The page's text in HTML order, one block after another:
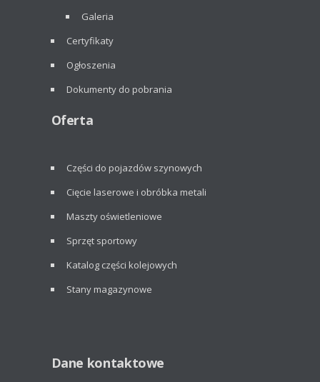
Galeria
Certyfikaty
Ogłoszenia
Dokumenty do pobrania
Oferta
Części do pojazdów szynowych
Cięcie laserowe i obróbka metali
Maszty oświetleniowe
Sprzęt sportowy
Katalog części kolejowych
Stany magazynowe
Dane kontaktowe